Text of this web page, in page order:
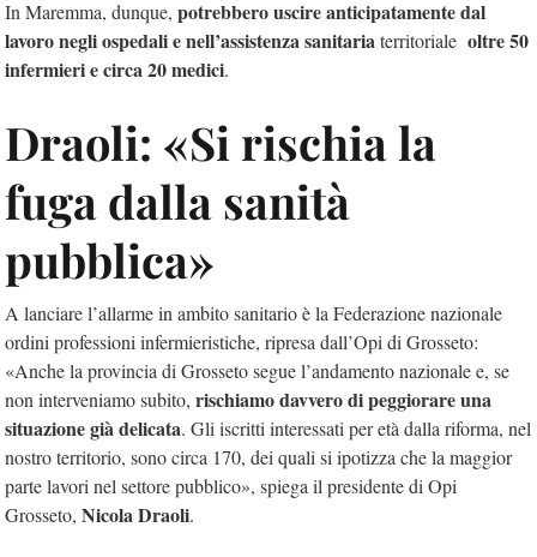
In Maremma, dunque, potrebbero uscire anticipatamente dal
lavoro negli ospedali e nell’assistenza sanitariaterritoriale oltre 50
infermieri e circa 20 medici.
Draoli: «Si rischia la
fuga dalla sanità
pubblica»
A lanciare l’allarme in ambito sanitario è la Federazione nazionale
ordini professioni infermieristiche, ripresa dall’Opi di Grosseto:
«Anche la provincia di Grosseto segue l’andamento nazionale e, se
non interveniamo subito, rischiamo davvero di peggiorare una
situazione già delicata. Gli iscritti interessati per età dalla riforma, nel
nostro territorio, sono circa 170, dei quali si ipotizza che la maggior
parte lavori nel settore pubblico», spiega il presidentedi Opi
Grosseto, Nicola Draoli.